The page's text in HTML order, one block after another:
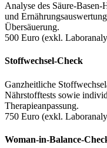
Analyse des Säure-
und
Übersäuerung.
500 Euro (exkl.
Stoffwechsel-Check
Ganzheitliche
Nährstofftests sowie
Therapieanpassung.
750 Euro (exkl.
Woman-in-Balance-